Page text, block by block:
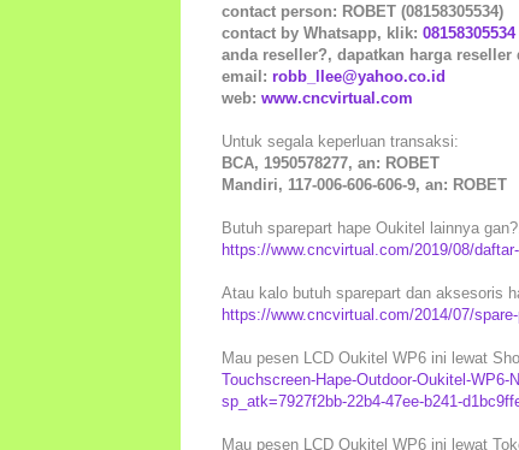
contact person: ROBET (08158305534)
contact by Whatsapp, klik: 08158305534
anda reseller?, dapatkan harga reseller
email: robb_llee@yahoo.co.id
web: www.cncvirtual.com
Untuk segala keperluan transaksi:
BCA, 1950578277, an: ROBET
Mandiri, 117-006-606-606-9, an: ROBET
Butuh sparepart hape Oukitel lainnya
https://www.cncvirtual.com/2019/08/
Atau kalo butuh sparepart dan aksesoris
https://www.cncvirtual.com/2014/07/
Mau pesen LCD Oukitel WP6 ini lewat
Touchscreen-Hape-Outdoor-Oukitel-WP6-
sp_atk=7927f2bb-22b4-47ee-b241-
Mau pesen LCD Oukitel WP6 ini lewat